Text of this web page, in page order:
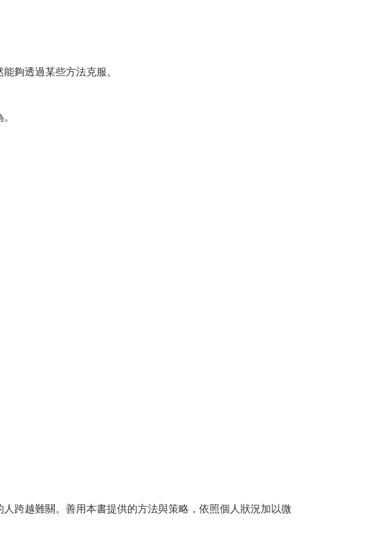
夠透過某些方法克服。
跨越難關。善用本書提供的方法與策略，依照個人狀況加以微